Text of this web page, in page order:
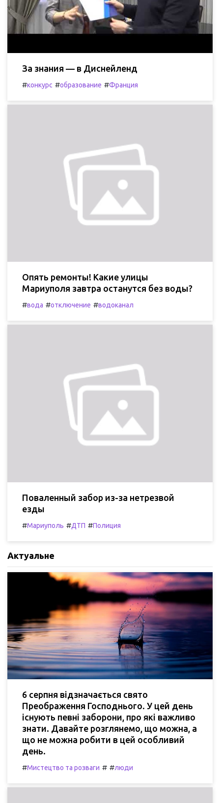
За знания — в Диснейленд
#конкурс #образование #Франция
Опять ремонты! Какие улицы
Мариуполя завтра останутся без воды?
#вода #отключение #водоканал
Поваленный забор из-за нетрезвой
езды
#Мариуполь #ДТП #Полиция
Актуальне
6 серпня відзначається свято
Преображення Господнього. У цей день
існують певні заборони, про які важливо
знати. Давайте розглянемо, що можна, а
що не можна робити в цей особливий
день.
#Мистецтво та розваги # #люди